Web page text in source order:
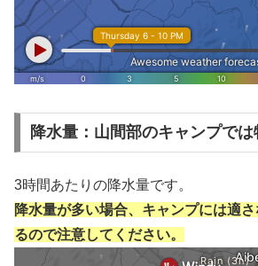
降水量：山間部のキャンプで
3時間あたりの降水量です。
降水量が多い場合、キャンプには適
るので注意してください。